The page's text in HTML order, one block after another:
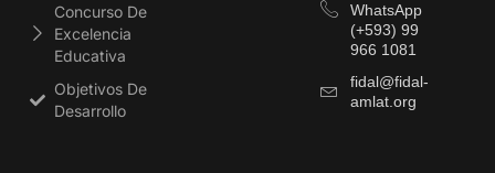
Concurso De
Excelencia
Educativa
Objetivos De
Desarrollo
WhatsApp
(+593) 99
966 1081
fidal@fidal-
amlat.org